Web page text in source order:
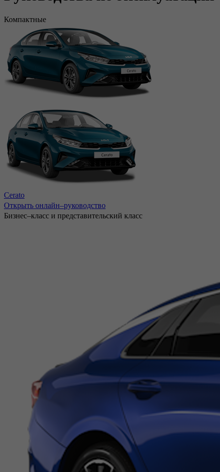
Компактные
Cerato
Открыть онлайн–руководство
Бизнес–класс и представительский класс